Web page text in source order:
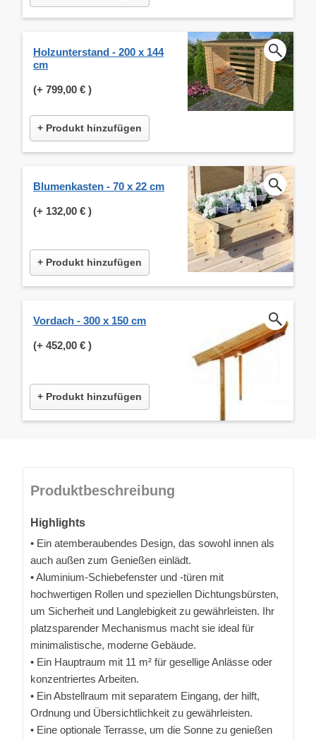
Holzunterstand - 200 x 144
cm
(+ 799,00 € )
+ Produkt hinzufügen
Blumenkasten - 70 x 22 cm
(+ 132,00 € )
+ Produkt hinzufügen
Vordach - 300 x 150 cm
(+ 452,00 € )
+ Produkt hinzufügen
Produktbeschreibung
Highlights
• Ein atemberaubendes Design, das sowohl innen als
auch außen zum Genießen einlädt.
• Aluminium-Schiebefenster und -türen mit
hochwertigen Rollen und speziellen Dichtungsbürsten,
um Sicherheit und Langlebigkeit zu gewährleisten. Ihr
platzsparender Mechanismus macht sie ideal für
minimalistische, moderne Gebäude.
• Ein Hauptraum mit 11 m² für gesellige Anlässe oder
konzentriertes Arbeiten.
• Ein Abstellraum mit separatem Eingang, der hilft,
Ordnung und Übersichtlichkeit zu gewährleisten.
• Eine optionale Terrasse, um die Sonne zu genießen